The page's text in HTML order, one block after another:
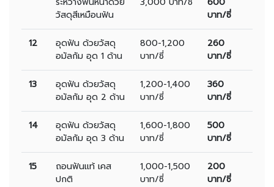
วัสดุสีเหมือนฟัน
บาท/ซี่
12
อุดฟัน ด้วยวัสดุ
อมัลกัม อุด 1 ด้าน
800-1,200
บาท/ซี่
260
บาท/ซี่
13
อุดฟัน ด้วยวัสดุ
อมัลกัม อุด 2 ด้าน
1,200-1,400
บาท/ซี่
360
บาท/ซี่
14
อุดฟัน ด้วยวัสดุ
อมัลกัม อุด 3 ด้าน
1,600-1,800
บาท/ซี่
500
บาท/ซี่
15
ถอนฟันแท้ เคส
ปกติ
1,000-1,500
บาท/ซี่
200
บาท/ซี่